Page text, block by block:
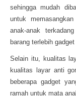
sehingga mudah
untuk
anak-anak
barang terlebih
Selain itu, kualitas
kualitas layar anti
beberapa gadget
ramah untuk mata